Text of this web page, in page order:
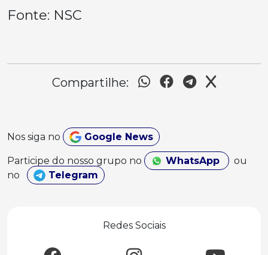
Fonte: NSC
Compartilhe:
Nos siga no Google News
Participe do nosso grupo no WhatsApp
ou
no
Telegram
Redes Sociais